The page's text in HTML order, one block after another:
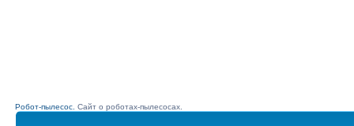
Робот-пылесос. Сайт о роботах-пылесосах.